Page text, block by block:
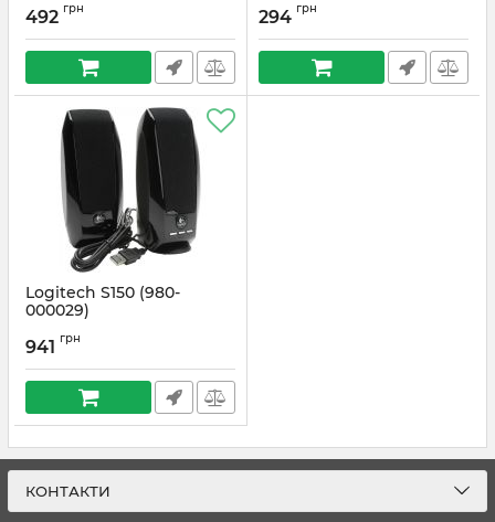
492 грн 294 грн
Logitech S150 (980-
000029)
941 грн
КОНТАКТИ